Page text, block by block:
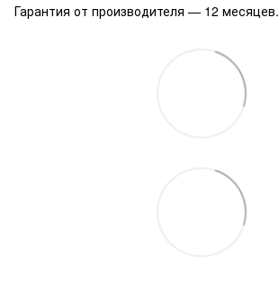
Гарантия от производителя — 12 месяцев.